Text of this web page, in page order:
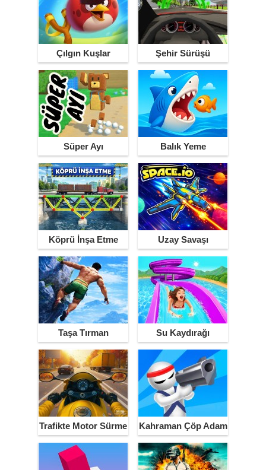
Çılgın Kuşlar Şehir Sürüşü
Süper Ayı Balık Yeme
Köprü İnşa Etme Uzay Savaşı
Taşa Tırman Su Kaydırağı
Trafikte Motor Sürme Kahraman Çöp Adam